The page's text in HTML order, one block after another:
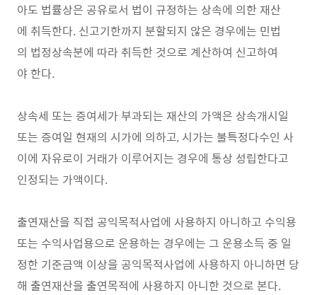
아도 법률상은 공유로서 법이 규정하는 상속에 의한 재산
에 취득한다. 신고기한까지 분할되지 않은 경우에는 민법
의 법정상속분에 따라 취득한 것으로 계산하여 신고하여
야 한다.
상속세 또는 증여세가 부과되는 재산의 가액은 상속개시일
또는 증여일 현재의 시가에 의하고, 시가는 불특정다수인 사
이에 자유로이 거래가 이루어지는 경우에 통상 성립한다고
인정되는 가액이다.
출연재산을 직접 공익목적사업에 사용하지 아니하고 수익용
또는 수익사업용으로 운용하는 경우에는 그 운용소득 중 일
정한 기준금액 이상을 공익목적사업에 사용하지 아니하면 당
해 출연재산을 출연목적에 사용하지 아니한 것으로 본다.